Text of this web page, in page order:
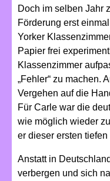
Doch im selben Jahr
Förderung erst
Yorker
Papier frei
Klassenzimmer
„Fehler“ zu machen.
Vergehen auf die
Für Carle war die
wie möglich wieder
er dieser ersten
Anstatt in
verbergen und sich